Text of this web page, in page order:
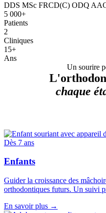
DDS MSc FRCD(C) ODQ
5 000+
Patients
2
Cliniques
15+
Ans
Un sourire
chaque
Dès 7 ans
Enfants
Guider la croissance des
orthodontiques futurs. Un suivi
En savoir plus →